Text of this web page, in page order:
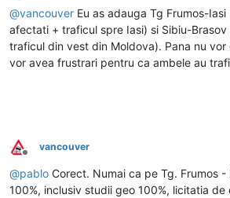
@vancouver Eu as adauga Tg Frumos-
afectati + traficul spre Iasi) si Sibiu-Brasov
traficul din vest din Moldova). Pana nu vor
vor avea frustrari pentru ca ambele au
Deconectat
vancouver
@pablo Corect. Numai ca pe Tg. Frumos -
100%, inclusiv studii geo 100%, licitatia